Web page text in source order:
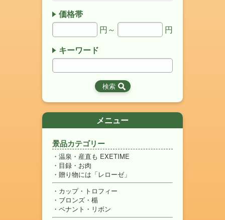
価格帯
円～
円
キーワード
メニュー
景品カテゴリー
温泉・産直も EXETIME
目録・お肉
贈り物には「レローゼ」
カップ・トロフィー
ブロンズ・楯
ペナント・リボン